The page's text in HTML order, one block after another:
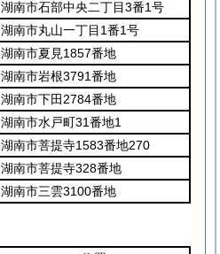
湖南市石部中央二丁目3番1号
湖南市丸山一丁目1番1号
湖南市夏見1857番地
湖南市岩根3791番地
湖南市下田2784番地
湖南市水戸町31番地1
湖南市菩提寺1583番地270
湖南市菩提寺328番地
湖南市三雲3100番地